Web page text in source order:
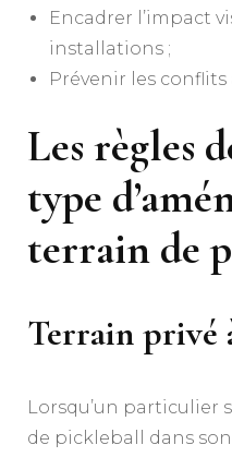
Encadrer l’impact
installations ;
Prévenir les conflits
Les règles
type d’
terrain de
Terrain privé
Lorsqu’un particulier
de pickleball dans